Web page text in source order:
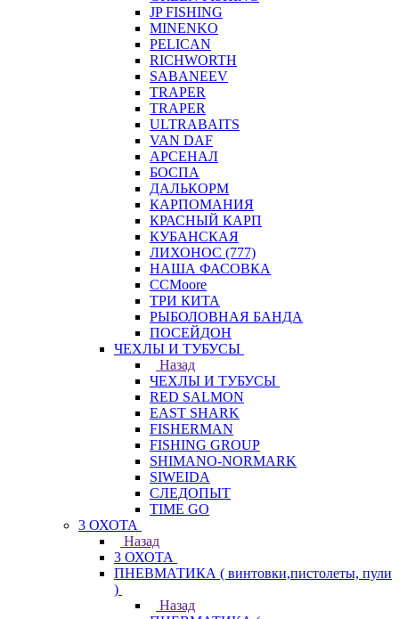
JP FISHING
MINENKO
PELICAN
RICHWORTH
SABANEEV
TRAPER
TRAPER
ULTRABAITS
VAN DAF
АРСЕНАЛ
БОСПА
ДАЛЬКОРМ
КАРПОМАНИЯ
КРАСНЫЙ КАРП
КУБАНСКАЯ
ЛИХОНОС (777)
НАША ФАСОВКА
СCMoore
ТРИ КИТА
РЫБОЛОВНАЯ БАНДА
ПОСЕЙДОН
ЧЕХЛЫ И ТУБУСЫ
Назад
ЧЕХЛЫ И ТУБУСЫ
RED SALMON
EAST SHARK
FISHERMAN
FISHING GROUP
SHIMANO-NORMARK
SIWEIDA
СЛЕДОПЫТ
TIME GO
3 ОХОТА
Назад
3 ОХОТА
ПНЕВМАТИКА ( винтовки,пистолеты, пули
)
Назад